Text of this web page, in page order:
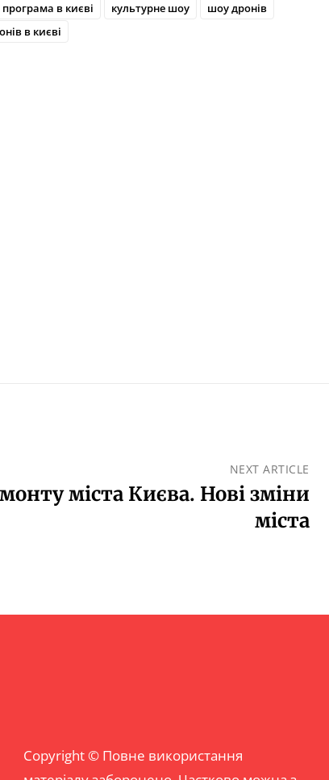
в києві культурне шоу
шоу дронів
в києві
NEXT ARTICLE
міста Києва. Нові зміни
міста
Copyright © Повне використання